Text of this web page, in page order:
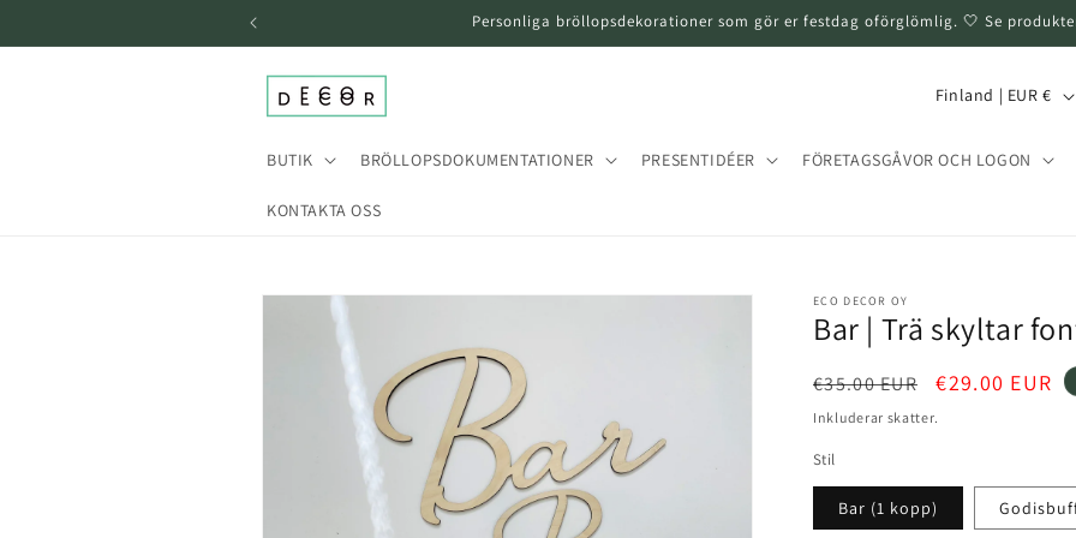
Personliga bröllopsdekorationer som gör er festdag oförglömlig. 🤍 Se
BUTIK BRÖLLOPSDOKUMENTATIONER PRESENTIDÉER FÖRETAGSGÅVOR OCH LOGON
KONTAKTA OSS
n
e
r
i
o
Finland | EUR €
ECO DECOR OY
Bar | Trä skyltar
Normalt
pris
€35.00 EUR
Rea-
pris
€29.00 EUR
Inkluderar skatter.
Stil
Bar (1 kopp)